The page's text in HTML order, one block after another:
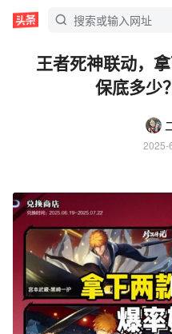
王者死神联动，
保底多少
2025-